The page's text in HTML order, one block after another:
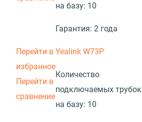
на базу: 10
Гарантия: 2 года
Перейти в
избранное
Перейти в
сравнение
Yealink W73P
Количество
подключаемых трубок
на базу: 10